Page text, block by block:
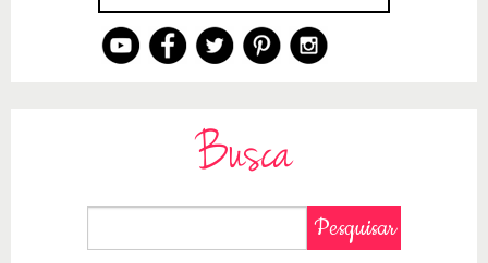
Busca